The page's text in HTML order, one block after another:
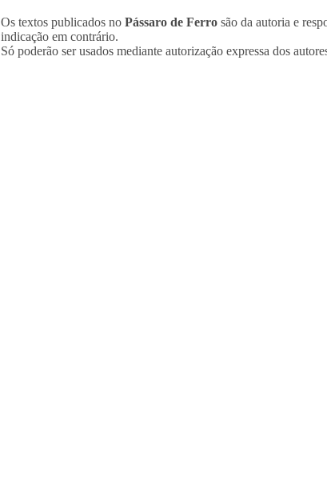
Os textos publicados no Pássaro de Ferro são da autoria e
indicação em contrário.
Só poderão ser usados mediante autorização expressa dos